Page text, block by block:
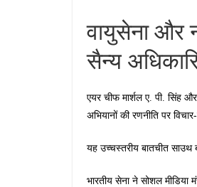
वायुसेना और
सैन्य
एयर चीफ मार्शल ए. पी. सिंह
अभियानों की रणनीति पर
यह उच्चस्तरीय बातचीत
भारतीय सेना ने सोशल मीडिया